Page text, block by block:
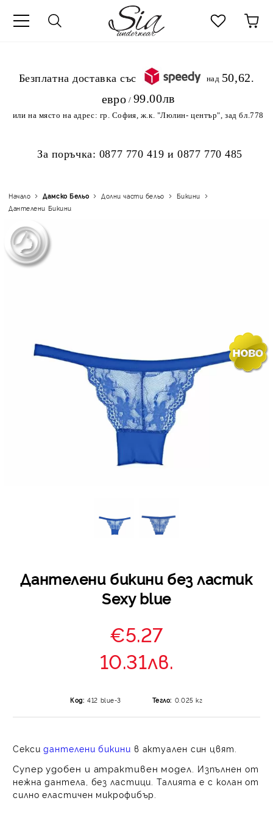
.Безплатна доставка със
над 50,62
евро / 99.00лв
или на място на адрес: гр. София, ж.к. "Люлин- център", зад бл.778
За поръчка: 0877 770 419 и0877 770 485
Начало Дамско Бельо Долни части бельо
Бикини
Дантелени Бикини
Дантелени бикини без ластик
Sexy blue
€5.27
10.31лв.
Код: 412 blue-3 Тегло: 0.025 кг
Сексидантелени бикини в актуален син цвят.
Супер удобен и атрактивен модел. Изпълнен от
нежна дантела, без ластици. Талията е с колан от
силно еластичен микрофибър.